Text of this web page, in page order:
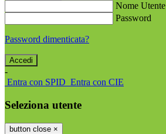
Nome Utente
Password
Password dimenticata?
-
Entra con SPID Entra con CIE
Seleziona utente
button close ×